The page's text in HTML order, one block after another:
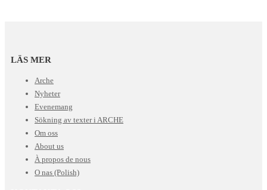
LÄS MER
Arche
Nyheter
Evenemang
Sökning av texter i ARCHE
Om oss
About us
À propos de nous
O nas (Polish)